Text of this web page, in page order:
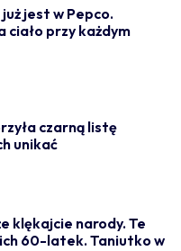
jest w Pepco.
przy każdym
czarną listę
unikać
klękajcie narody. Te
60-latek. Taniutko w